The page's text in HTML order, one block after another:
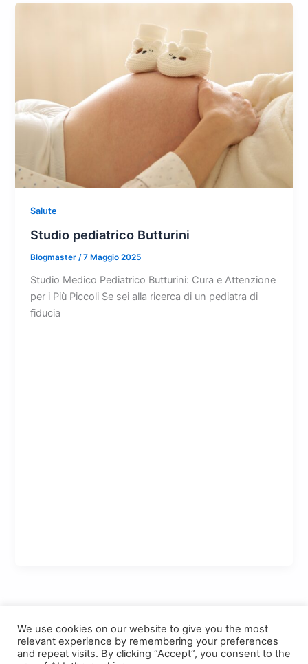
Salute
Studio pediatrico Butturini
Blogmaster/7 Maggio 2025
Studio Medico Pediatrico Butturini: Cura e Attenzione
per i Più Piccoli Se sei alla ricerca di un pediatra di
fiducia
We use cookies on our website to give you the most
relevant experience by remembering your preferences
and repeat visits. By clicking “Accept”, you consent to the